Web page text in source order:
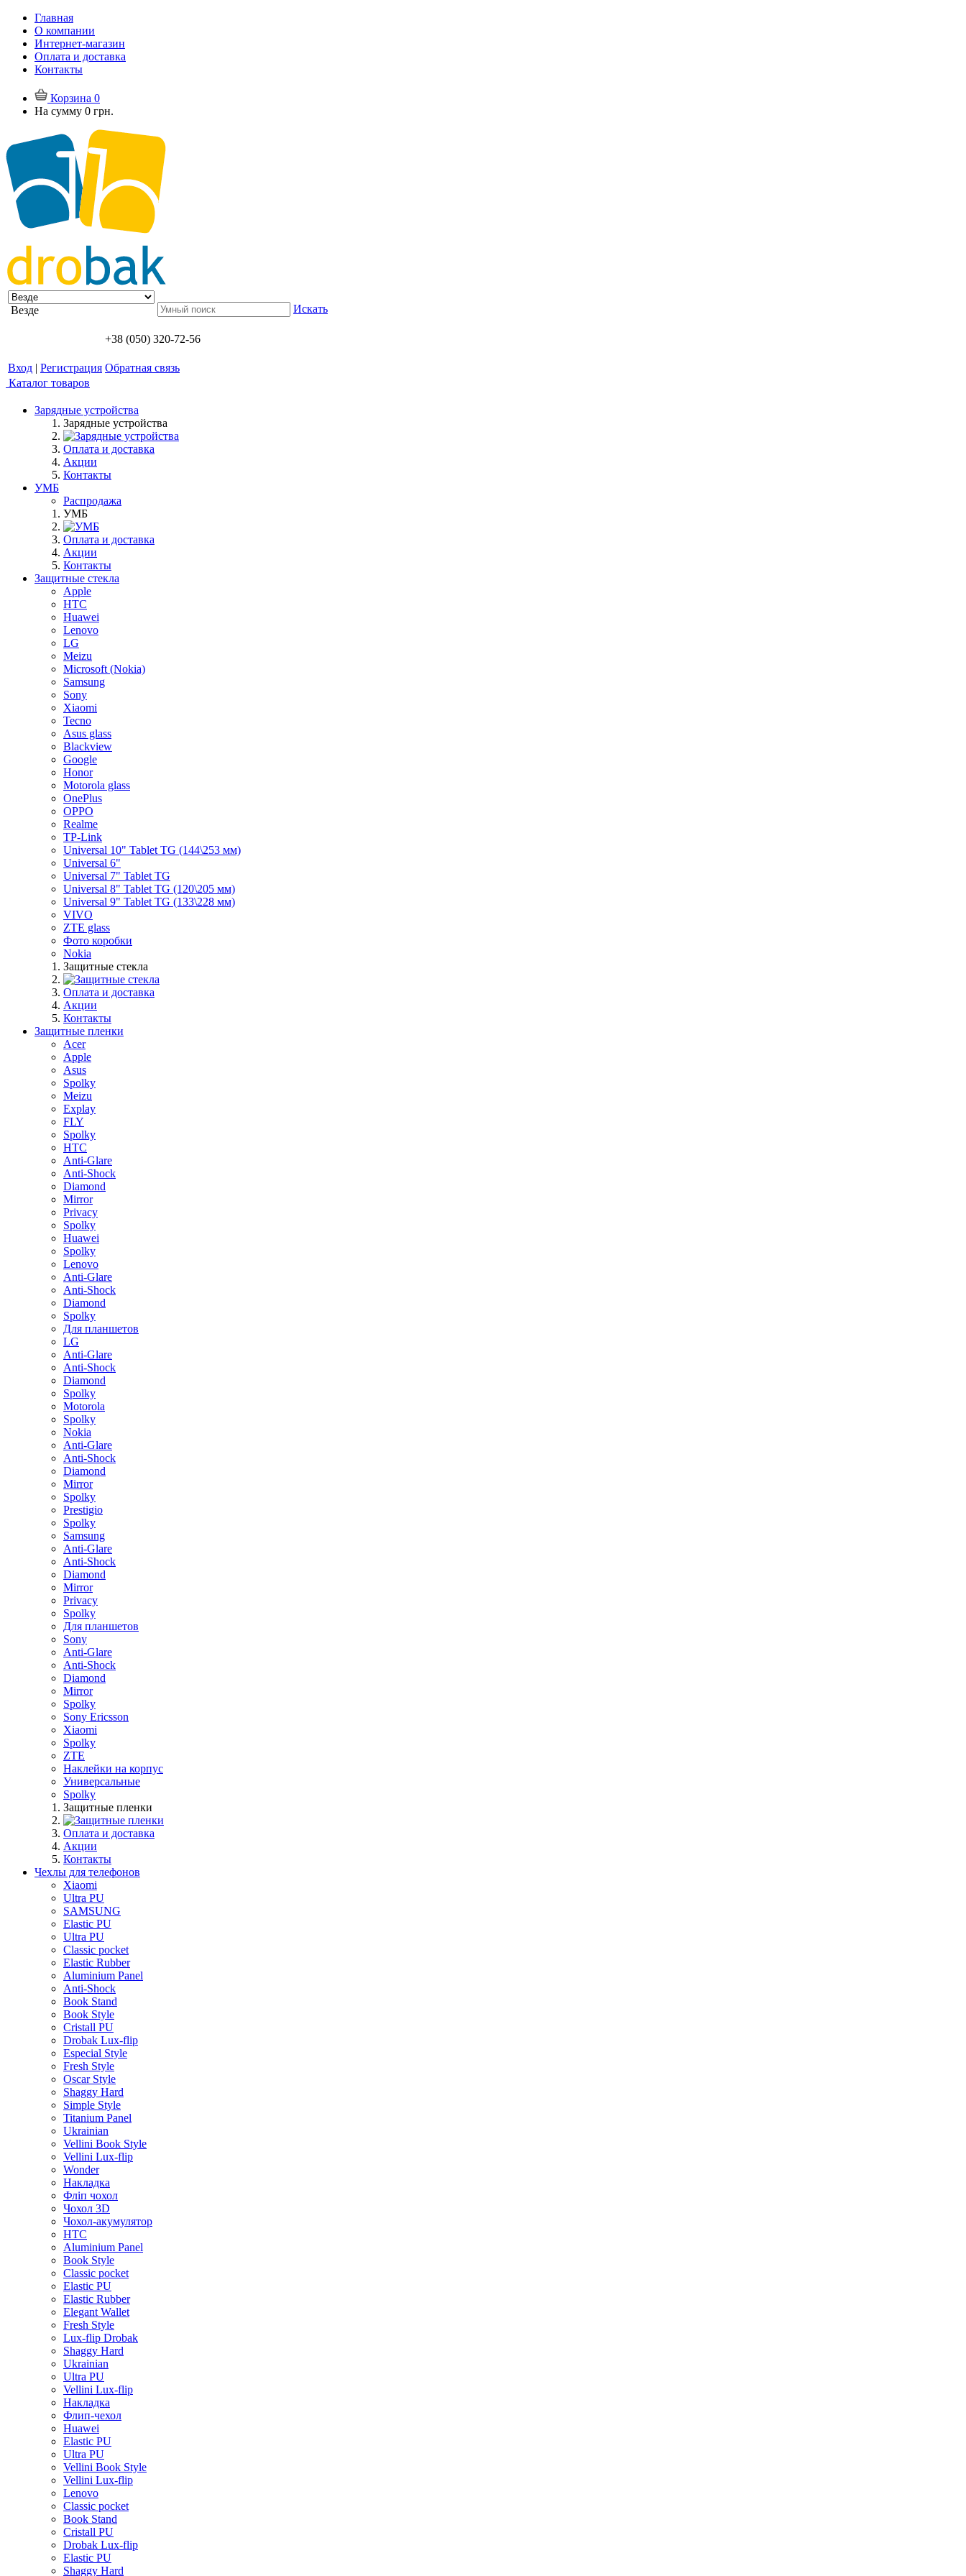
Главная
О компании
Интернет-магазин
Оплата и доставка
Контакты
Корзина 0
На сумму 0 грн.
Везде Искать
+38 (050) 320-72-56
Вход | Регистрация Обратная связь
Каталог товаров
Зарядные устройства
Зарядные устройства
Оплата и доставка
Акции
Контакты
УМБ
Распродажа
УМБ
Оплата и доставка
Акции
Контакты
Защитные стекла
Apple
HTC
Huawei
Lenovo
LG
Meizu
Microsoft (Nokia)
Samsung
Sony
Xiaomi
Tecno
Asus glass
Blackview
Google
Honor
Motorola glass
OnePlus
OPPO
Realme
TP-Link
Universal 10" Tablet TG (144\253 мм)
Universal 6"
Universal 7" Tablet TG
Universal 8" Tablet TG (120\205 мм)
Universal 9" Tablet TG (133\228 мм)
VIVO
ZTE glass
Фото коробки
Nokia
Защитные стекла
Оплата и доставка
Акции
Контакты
Защитные пленки
Acer
Apple
Asus
Spolky
Meizu
Explay
FLY
Spolky
HTC
Anti-Glare
Anti-Shock
Diamond
Mirror
Privacy
Spolky
Huawei
Spolky
Lenovo
Anti-Glare
Anti-Shock
Diamond
Spolky
Для планшетов
LG
Anti-Glare
Anti-Shock
Diamond
Spolky
Motorola
Spolky
Nokia
Anti-Glare
Anti-Shock
Diamond
Mirror
Spolky
Prestigio
Spolky
Samsung
Anti-Glare
Anti-Shock
Diamond
Mirror
Privacy
Spolky
Для планшетов
Sony
Anti-Glare
Anti-Shock
Diamond
Mirror
Spolky
Sony Ericsson
Xiaomi
Spolky
ZTE
Наклейки на корпус
Универсальные
Spolky
Защитные пленки
Оплата и доставка
Акции
Контакты
Чехлы для телефонов
Xiaomi
Ultra PU
SAMSUNG
Elastic PU
Ultra PU
Classic pocket
Elastic Rubber
Aluminium Panel
Anti-Shock
Book Stand
Book Style
Cristall PU
Drobak Lux-flip
Especial Style
Fresh Style
Oscar Style
Shaggy Hard
Simple Style
Titanium Panel
Ukrainian
Vellini Book Style
Vellini Lux-flip
Wonder
Накладка
Фліп чохол
Чохол 3D
Чохол-акумулятор
HTC
Aluminium Panel
Book Style
Classic pocket
Elastic PU
Elastic Rubber
Elegant Wallet
Fresh Style
Lux-flip Drobak
Shaggy Hard
Ukrainian
Ultra PU
Vellini Lux-flip
Накладка
Флип-чехол
Huawei
Elastic PU
Ultra PU
Vellini Book Style
Vellini Lux-flip
Lenovo
Classic pocket
Book Stand
Cristall PU
Drobak Lux-flip
Elastic PU
Shaggy Hard